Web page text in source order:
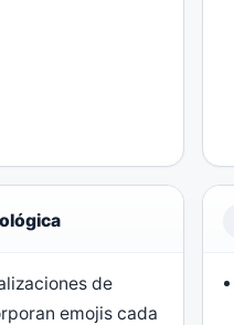
de
emojis cada